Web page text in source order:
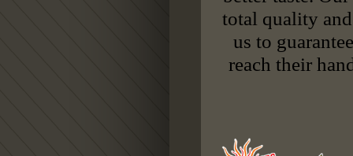
total quality
us to
reach their